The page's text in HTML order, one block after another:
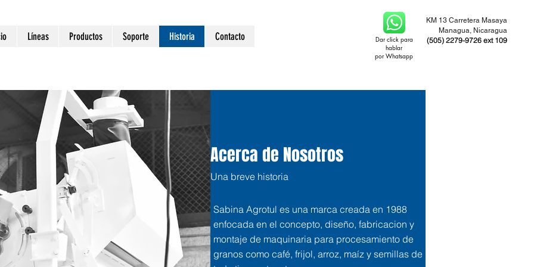
Líneas Productos Soporte Historia Contacto
KM 13 Carretera Masaya
Managua, Nicaragua
(505) 2279-9726 ext 109
Dar click para
hablar
por Whatsapp
Acerca de Nosotros
Una breve historia
Sabina Agrotul es una marca creada en 1988
enfocada en el concepto, diseño, fabricacion y
montaje de maquinaria para procesamiento de
granos como café, frijol, arroz, maíz y semillas de